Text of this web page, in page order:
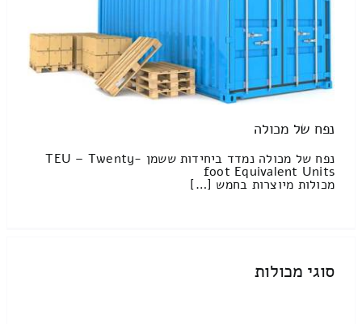
נפח של מכולה
נפח של מכולה נמדד ביחידות ששמן TEU – Twenty-
foot Equivalent Units
מכולות מיוצרות בחמש […]
סוגי מכולות